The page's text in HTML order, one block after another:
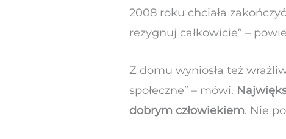
2008 roku chciała
rezygnuj całkowicie” –
Z domu wyniosła też
społeczne” – mówi.
dobrym człowiekiem. Nie